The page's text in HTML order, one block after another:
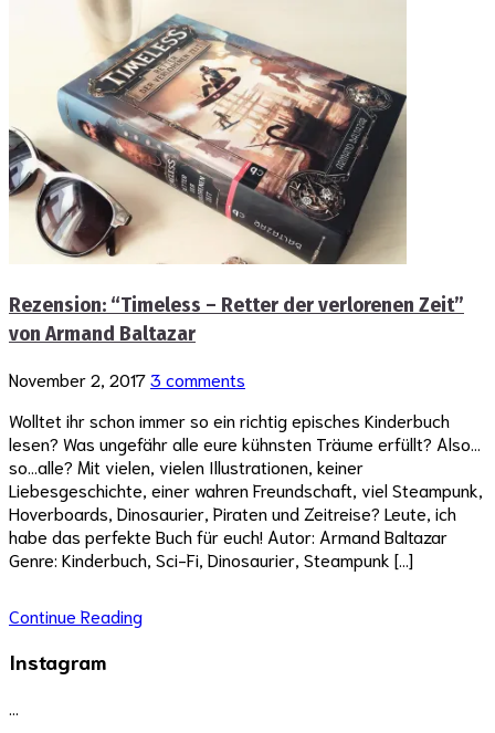
Rezension: “Timeless – Retter der verlorenen Zeit”
von Armand Baltazar
November 2, 20173 comments
Wolltet ihr schon immer so ein richtig episches Kinderbuch
lesen? Was ungefähr alle eure kühnsten Träume erfüllt? Also…
so…alle? Mit vielen, vielen Illustrationen, keiner
Liebesgeschichte, einer wahren Freundschaft, viel Steampunk,
Hoverboards, Dinosaurier, Piraten und Zeitreise? Leute, ich
habe das perfekte Buch für euch! Autor: Armand Baltazar
Genre: Kinderbuch, Sci-Fi, Dinosaurier, Steampunk […]
Continue Reading
Instagram